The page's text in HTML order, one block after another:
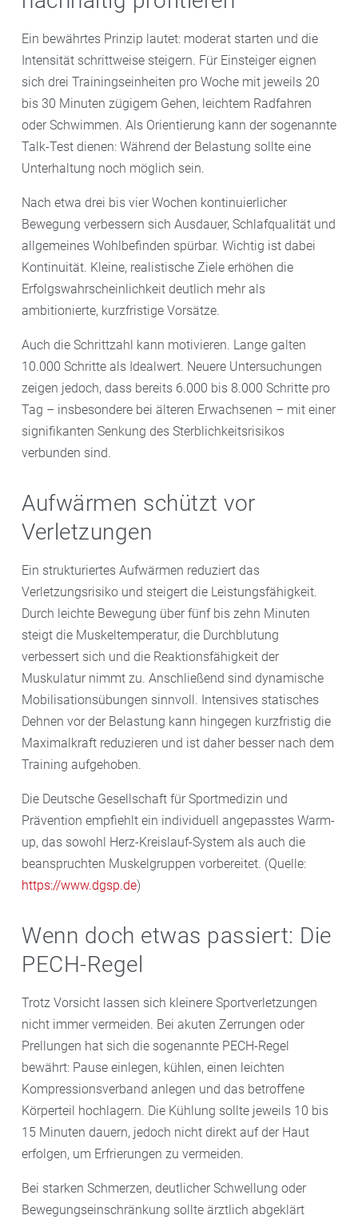
Ein bewährtes Prinzip lautet: moderat starten und die
Intensität schrittweise steigern. Für Einsteiger eignen
sich drei Trainingseinheiten pro Woche mit jeweils 20
bis 30 Minuten zügigem Gehen, leichtem Radfahren
oder Schwimmen. Als Orientierung kann der sogenannte
Talk-Test dienen: Während der Belastung sollte eine
Unterhaltung noch möglich sein.
Nach etwa drei bis vier Wochen kontinuierlicher
Bewegung verbessern sich Ausdauer, Schlafqualität und
allgemeines Wohlbefinden spürbar. Wichtig ist dabei
Kontinuität. Kleine, realistische Ziele erhöhen die
Erfolgswahrscheinlichkeit deutlich mehr als
ambitionierte, kurzfristige Vorsätze.
Auch die Schrittzahl kann motivieren. Lange galten
10.000 Schritte als Idealwert. Neuere Untersuchungen
zeigen jedoch, dass bereits 6.000 bis 8.000 Schritte pro
Tag – insbesondere bei älteren Erwachsenen – mit einer
signifikanten Senkung des Sterblichkeitsrisikos
verbunden sind.
Aufwärmen schützt vor
Verletzungen
Ein strukturiertes Aufwärmen reduziert das
Verletzungsrisiko und steigert die Leistungsfähigkeit.
Durch leichte Bewegung über fünf bis zehn Minuten
steigt die Muskeltemperatur, die Durchblutung
verbessert sich und die Reaktionsfähigkeit der
Muskulatur nimmt zu. Anschließend sind dynamische
Mobilisationsübungen sinnvoll. Intensives statisches
Dehnen vor der Belastung kann hingegen kurzfristig die
Maximalkraft reduzieren und ist daher besser nach dem
Training aufgehoben.
Die Deutsche Gesellschaft für Sportmedizin und
Prävention empfiehlt ein individuell angepasstes Warm-
up, das sowohl Herz-Kreislauf-System als auch die
beanspruchten Muskelgruppen vorbereitet. (Quelle:
https://www.dgsp.de)
Wenn doch etwas passiert: Die
PECH-Regel
Trotz Vorsicht lassen sich kleinere Sportverletzungen
nicht immer vermeiden. Bei akuten Zerrungen oder
Prellungen hat sich die sogenannte PECH-Regel
bewährt: Pause einlegen, kühlen, einen leichten
Kompressionsverband anlegen und das betroffene
Körperteil hochlagern. Die Kühlung sollte jeweils 10 bis
15 Minuten dauern, jedoch nicht direkt auf der Haut
erfolgen, um Erfrierungen zu vermeiden.
Bei starken Schmerzen, deutlicher Schwellung oder
Bewegungseinschränkung sollte ärztlich abgeklärt